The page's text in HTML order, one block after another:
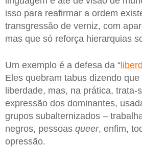
isso para reafirmar a ordem
transgressão de verniz, com
mas que só reforça hierarquias
Um exemplo é a defesa da “
Eles quebram tabus dizendo que
liberdade, mas, na prática, trata-
expressão dos dominantes,
grupos subalternizados –
negros, pessoas queer, enfim,
opressão.